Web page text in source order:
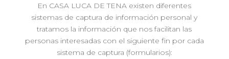
En CASA LUCA DE TENA existen diferentes
sistemas de captura de información personal y
tratamos la información que nos facilitan las
personas interesadas con el siguiente fin por cada
sistema de captura (formularios):